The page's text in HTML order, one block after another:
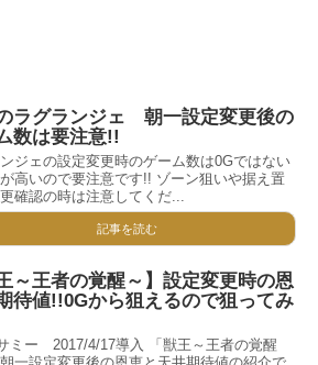
ラグランジェ 朝一設定変更後の
数は要注意!!
ジェの設定変更時のゲーム数は0Gではない
高いので要注意です!! ゾーン狙いや据え置
確認の時は注意してくだ...
記事を読む
～王者の覚醒～】設定変更時の恩
待値!!0Gから狙えるので狙ってみ
サミー 2017/4/17導入 「獣王～王者の覚醒